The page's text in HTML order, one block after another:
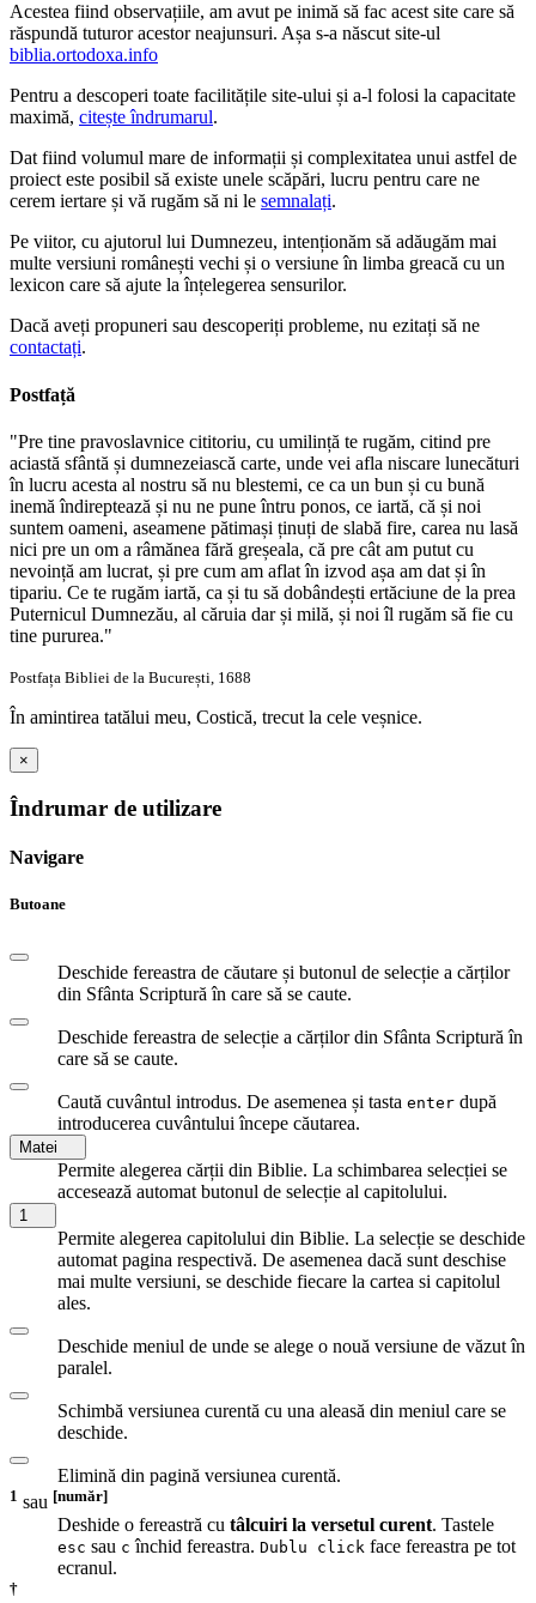
Acestea fiind observațiile, am avut pe inimă să fac acest site care să
răspundă tuturor acestor neajunsuri. Așa s-a născut site-ul
biblia.ortodoxa.info
Pentru a descoperi toate facilitățile site-ului și a-l folosi la capacitate
maximă, citește îndrumarul.
Dat fiind volumul mare de informații și complexitatea unui astfel de
proiect este posibil să existe unele scăpări, lucru pentru care ne
cerem iertare și vă rugăm să ni le semnalați.
Pe viitor, cu ajutorul lui Dumnezeu, intenționăm să adăugăm mai
multe versiuni românești vechi și o versiune în limba greacă cu un
lexicon care să ajute la înțelegerea sensurilor.
Dacă aveți propuneri sau descoperiți probleme, nu ezitați să ne
contactați.
Postfață
"Pre tine pravoslavnice cititoriu, cu umilință te rugăm, citind pre
aciastă sfântă și dumnezeiască carte, unde vei afla niscare lunecături
în lucru acesta al nostru să nu blestemi, ce ca un bun și cu bună
inemă îndireptează și nu ne pune întru ponos, ce iartă, că și noi
suntem oameni, aseamene pătimași ținuți de slabă fire, carea nu lasă
nici pre un om a râmănea fără greșeala, că pre cât am putut cu
nevoință am lucrat, și pre cum am aflat în izvod așa am dat și în
tipariu. Ce te rugăm iartă, ca și tu să dobândești ertăciune de la prea
Puternicul Dumnezău, al căruia dar și milă, și noi îl rugăm să fie cu
tine pururea."
Postfața Bibliei de la București, 1688
În amintirea tatălui meu, Costică, trecut la cele veșnice.
×
Îndrumar de utilizare
Navigare
Butoane
Deschide fereastra de căutare și butonul de selecție a cărților
din Sfânta Scriptură în care să se caute.
Deschide fereastra de selecție a cărților din Sfânta Scriptură în
care să se caute.
Caută cuvântul introdus. De asemenea și tasta enter după
introducerea cuvântului începe căutarea.
Matei
Permite alegerea cărții din Biblie. La schimbarea selecției se
accesează automat butonul de selecție al capitolului.
1
Permite alegerea capitolului din Biblie. La selecție se deschide
automat pagina respectivă. De asemenea dacă sunt deschise
mai multe versiuni, se deschide fiecare la cartea si capitolul
ales.
Deschide meniul de unde se alege o nouă versiune de văzut în
paralel.
Schimbă versiunea curentă cu una aleasă din meniul care se
deschide.
Elimină din pagină versiunea curentă.
1 sau [număr]
Deshide o fereastră cu tâlcuiri la versetul curent. Tastele
esc sau c închid fereastra. Dublu click face fereastra pe tot
ecranul.
†